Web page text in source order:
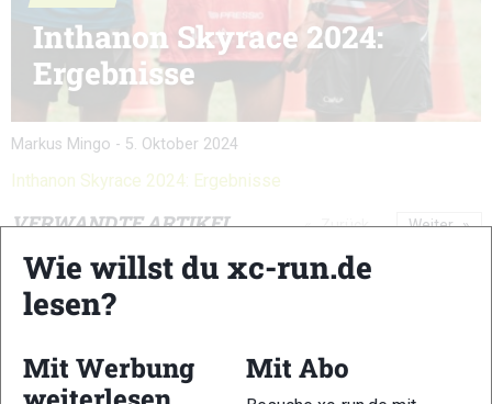
Inthanon Skyrace 2024:
Ergebnisse
Markus Mingo - 5. Oktober 2024
Inthanon Skyrace 2024: Ergebnisse
VERWANDTE ARTIKEL
Schnalstal Alpine
Salomon Pitz
3KINGS3HILLS
Zurück Weiter
Wie willst du xc-run.de
lesen?
Mit Werbung
Mit Abo